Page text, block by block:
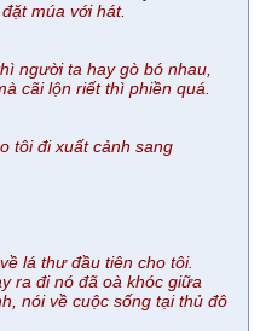
múa với hát.
người ta hay gò bó nhau,
cãi lộn riết thì phiền quá.
tôi đi xuất cảnh sang
lá thư đầu tiên cho tôi.
ra đi nó đã oà khóc giữa
nói về cuộc sống tại thủ đô